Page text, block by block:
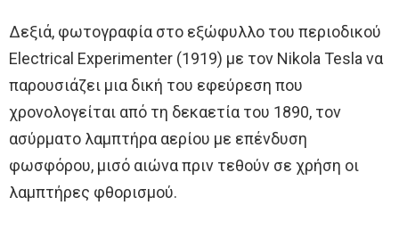
Δεξιά, φωτογραφία στο εξώφυλλο του περιοδικού
Electrical Experimenter (1919) με τον Nikola Tesla να
παρουσιάζει μια δική του εφεύρεση που
χρονολογείται από τη δεκαετία του 1890, τον
ασύρματο λαμπτήρα αερίου με επένδυση
φωσφόρου, μισό αιώνα πριν τεθούν σε χρήση οι
λαμπτήρες φθορισμού.